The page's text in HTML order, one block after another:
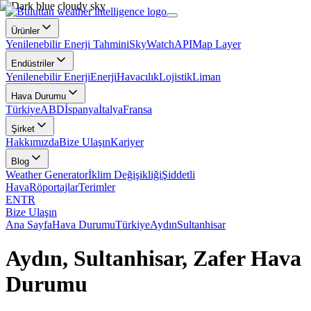
Ürünler
Yenilenebilir Enerji TahminiSkyWatchAPIMap Layer
Endüstriler
Yenilenebilir EnerjiEnerjiHavacılıkLojistikLiman
Hava Durumu
TürkiyeABDİspanyaİtalyaFransa
Şirket
HakkımızdaBize UlaşınKariyer
Blog
Weather Generatorİklim DeğişikliğiŞiddetli
HavaRöportajlarTerimler
ENTR
Bize Ulaşın
Ana SayfaHava DurumuTürkiyeAydınSultanhisar
Aydın, Sultanhisar, Zafer Hava
Durumu